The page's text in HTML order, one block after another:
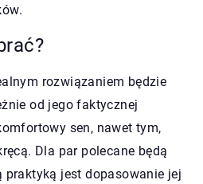
rozwiązaniem będzie
od jego faktycznej
sen, nawet tym,
Dla par polecane będą
praktyką jest dopasowanie jej